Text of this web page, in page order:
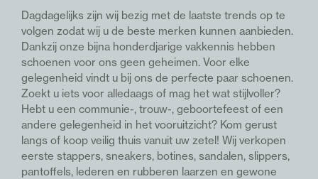
Dagdagelijks zijn wij bezig met de laatste trends op te
volgen zodat wij u de beste merken kunnen aanbieden.
Dankzij onze bijna honderdjarige vakkennis hebben
schoenen voor ons geen geheimen. Voor elke
gelegenheid vindt u bij ons de perfecte paar schoenen.
Zoekt u iets voor alledaags of mag het wat stijlvoller?
Hebt u een communie-, trouw-, geboortefeest of een
andere gelegenheid in het vooruitzicht? Kom gerust
langs of koop veilig thuis vanuit uw zetel! Wij verkopen
eerste stappers, sneakers, botines, sandalen, slippers,
pantoffels, lederen en rubberen laarzen en gewone